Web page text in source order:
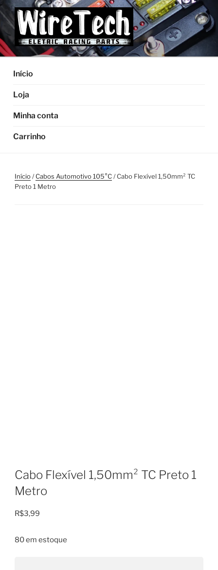
Pular
para
o
conteúdo
Início
Loja
Minha conta
Carrinho
Início/Cabos Automotivo 105°C/ Cabo Flexível 1,50mm² TC
Preto 1 Metro
Cabo Flexível 1,50mm² TC Preto 1
Metro
R$3,99
80 em estoque